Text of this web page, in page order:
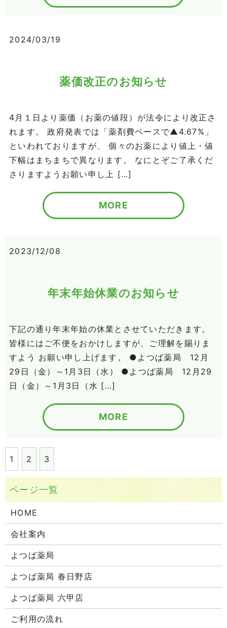
2024/03/19
薬価改正のお知らせ
4月１日より薬価（お薬の値段）が法令により改正さ
れます。 政府発表では「薬剤費ベースで▲4.67%」
といわれておりますが、 個々のお薬により値上・値
下幅はまちまちで異なります。 なにとぞご了承くだ
さりますようお願い申し上 […]
MORE
2023/12/08
年末年始休業のお知らせ
下記の通り年末年始の休業とさせていただきます。
皆様にはご不便をおかけしますが、ご理解を賜りま
すよう お願い申し上げます。 ●よつば薬局 12月
29日（金）～1月3日（水） ●よつば薬局 12月29
日（金）～1月3日（水 […]
MORE
1 2 3
HOME
会社案内
よつば薬局
よつば薬局 春日野店
よつば薬局 六甲店
ご利用の流れ